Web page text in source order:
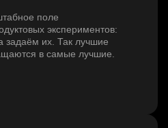
поле
экспериментов:
задаём их. Так лучшие
в самые лучшие.